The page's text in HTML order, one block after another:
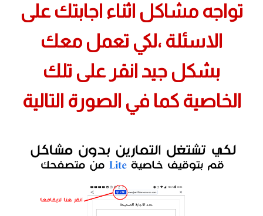
تواجه مشاكل اثناء اجابتك على
الاسئلة ،لكي تعمل معك
بشكل جيد انقر على تلك
الخاصية كما في الصورة التالية